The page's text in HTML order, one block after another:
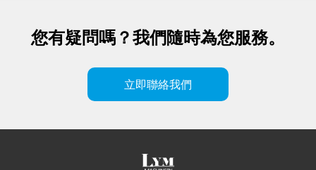
您有疑問嗎？我們隨時為您服務。
立即聯絡我們